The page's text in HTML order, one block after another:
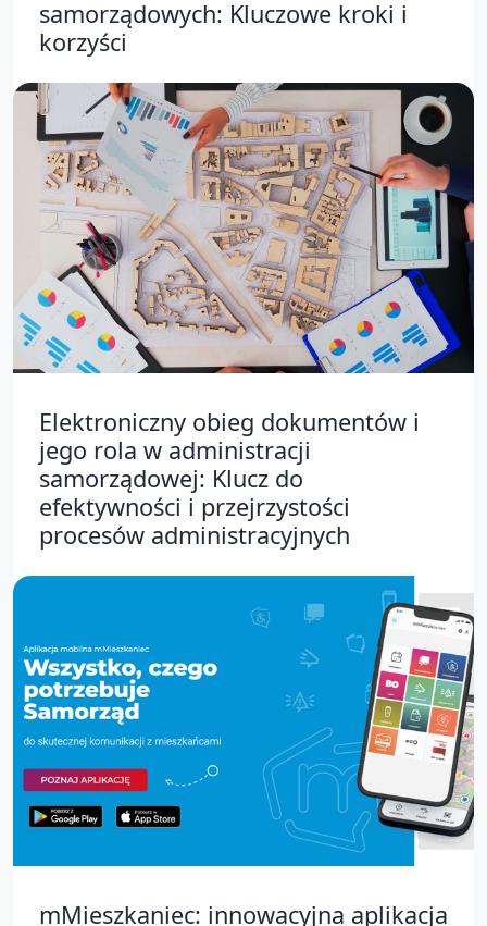
samorządowych: Kluczowe kroki i
korzyści
Elektroniczny obieg dokumentów i
jego rola w administracji
samorządowej: Klucz do
efektywności i przejrzystości
procesów administracyjnych
mMieszkaniec: innowacyjna aplikacja